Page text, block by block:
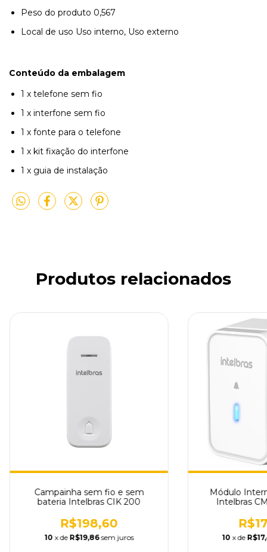
Peso do produto 0,567
Local de uso Uso interno, Uso externo
Conteúdo da embalagem
1 x telefone sem fio
1 x interfone sem fio
1 x fonte para o telefone
1 x kit fixação do interfone
1 x guia de instalação
Produtos relacionados
Campainha sem fio e sem
bateria Intelbras CIK 200
R$198,60
10 x de R$19,86 sem juros
Módulo
Intelbras
10 x de